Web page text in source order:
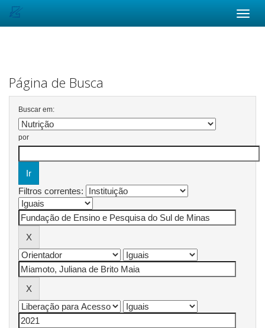
Página de Busca
Buscar em:
por
Filtros correntes: